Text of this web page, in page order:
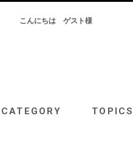
こんにちはゲスト様
CATEGORY TOPICS